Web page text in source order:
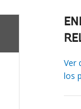
Ver
los